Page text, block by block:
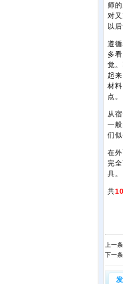
师
对
以
遵
多
觉
起
材
点。
从
一
们
在
完
具。
共10
上一条
下一条